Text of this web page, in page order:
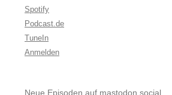
Spotify
Podcast.de
TuneIn
Anmelden
Neue Episoden auf mastodon.social